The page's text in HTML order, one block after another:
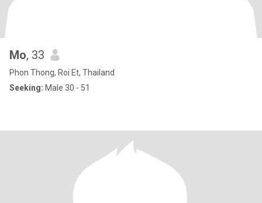
Mo, 33
Phon Thong, Roi Et, Thailand
Seeking: Male 30 - 51